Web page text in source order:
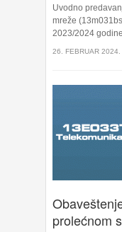
Uvodno
mreže
2023/2024
26. FEBRUAR 2024.
prolećnom